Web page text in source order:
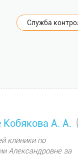
Служба
Кобякова А. А.
клиники по
Александровне за